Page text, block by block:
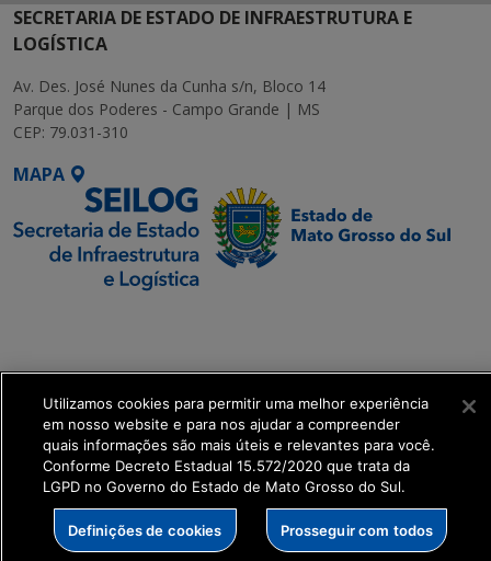
SECRETARIA DE ESTADO DE INFRAESTRUTURA E
LOGÍSTICA
Av. Des. José Nunes da Cunha s/n, Bloco 14
Parque dos Poderes - Campo Grande | MS
CEP: 79.031-310
MAPA
Transformação Digital
get_footer();
Utilizamos cookies para permitir uma melhor experiência
em nosso website e para nos ajudar a compreender
quais informações são mais úteis e relevantes para você.
Conforme Decreto Estadual 15.572/2020 que trata da
LGPD no Governo do Estado de Mato Grosso do Sul.
Definições de cookies Prosseguir com todos